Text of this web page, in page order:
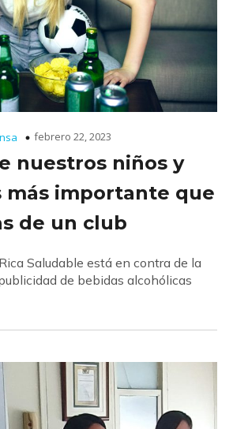
febrero 22, 2023
nuestros niños y
más importante que
de un club
Saludable está en contra de la
de bebidas alcohólicas